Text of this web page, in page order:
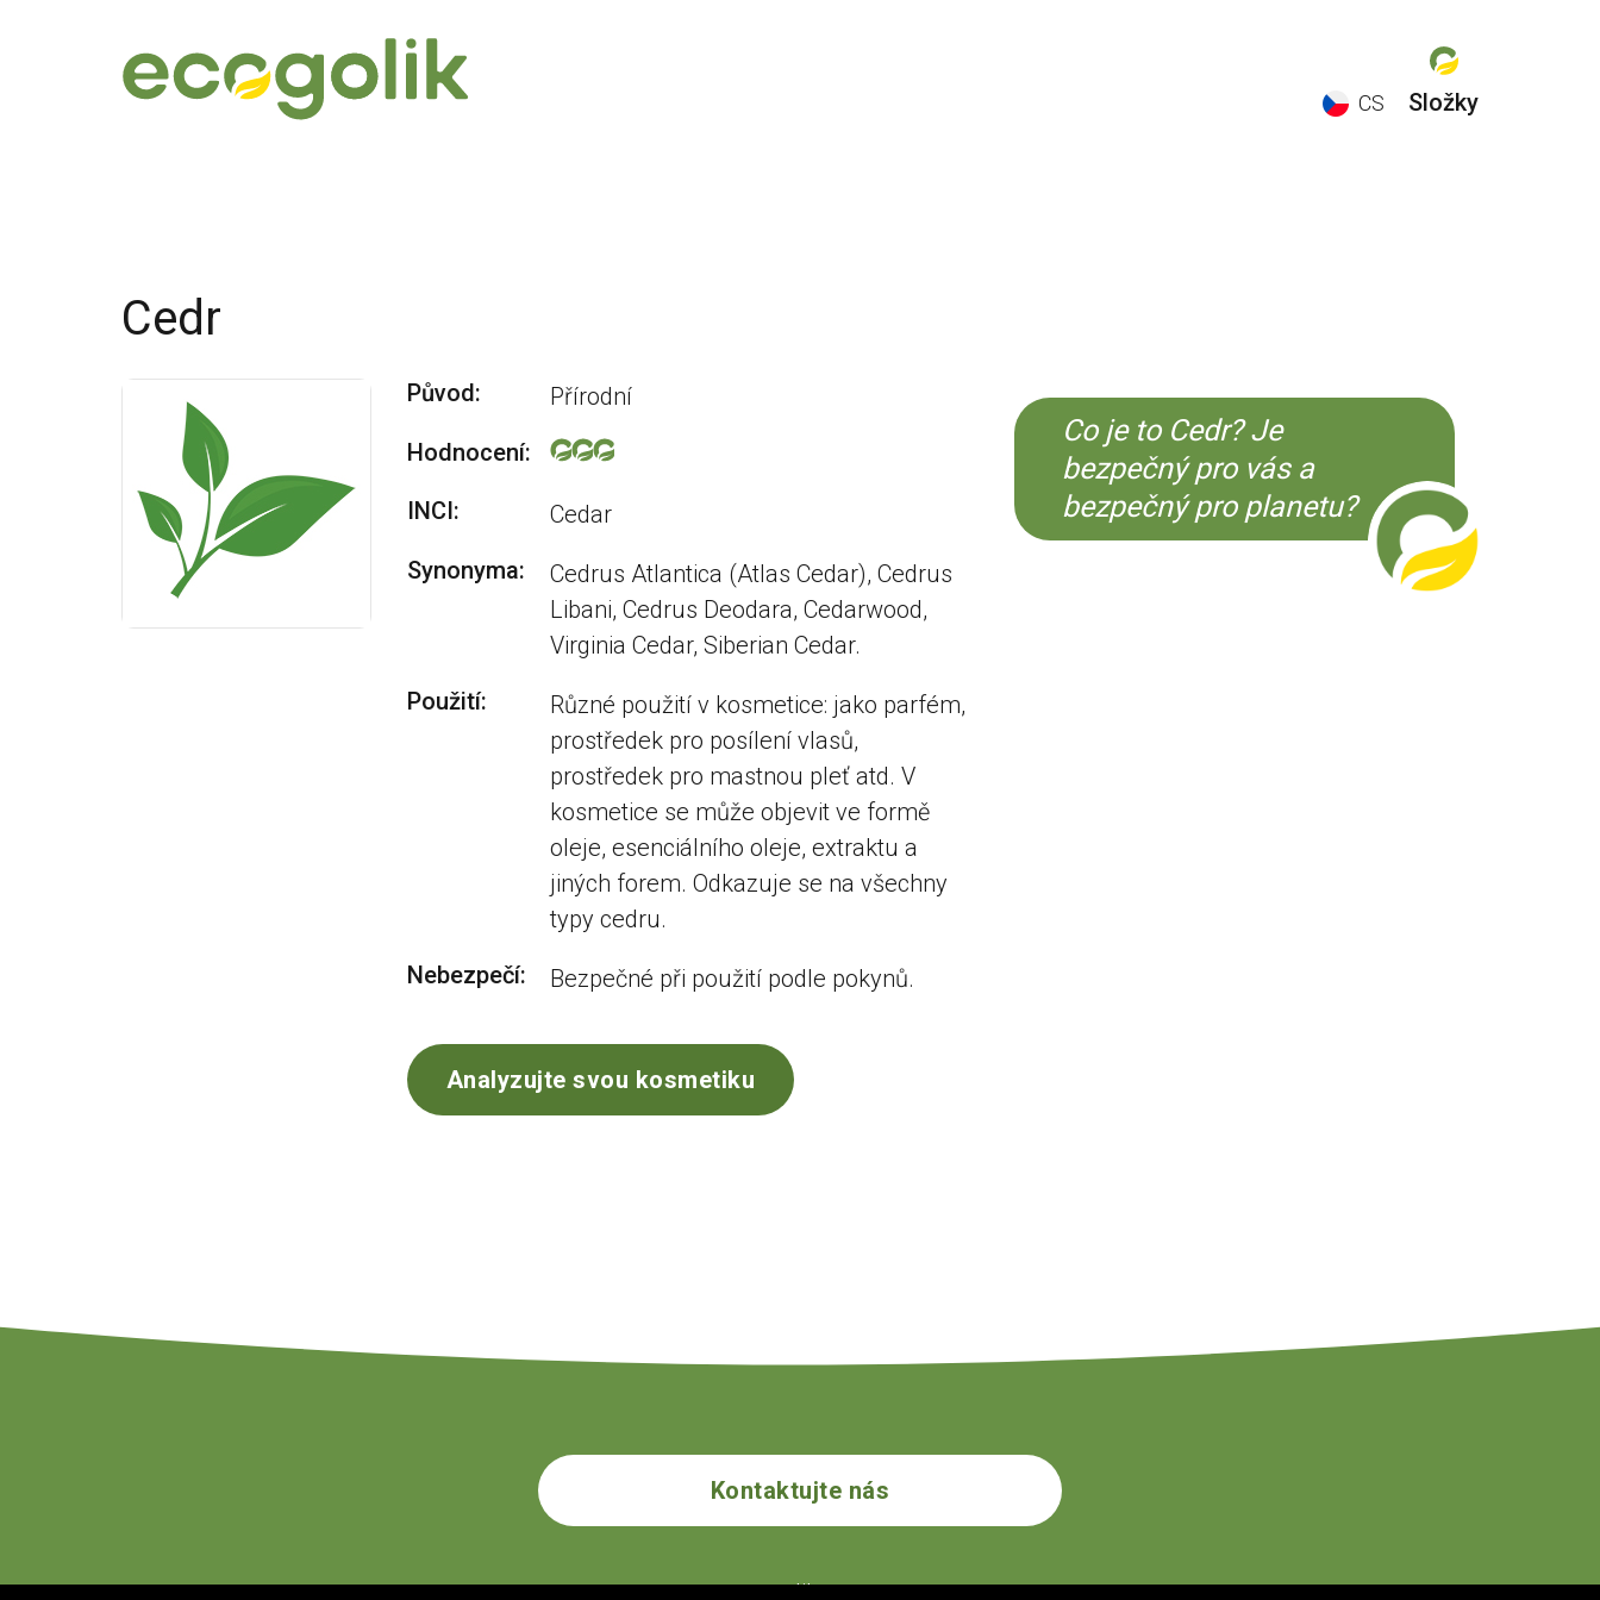
CS
Složky
Co je to Cedr? Je
bezpečný pro vás a
bezpečný pro planetu?
Cedr
Původ:
Přírodní
Hodnocení:
INCI:
Cedar
Synonyma:
Cedrus Atlantica (Atlas Cedar), Cedrus
Libani, Cedrus Deodara, Cedarwood,
Virginia Cedar, Siberian Cedar.
Použití:
Různé použití v kosmetice: jako parfém,
prostředek pro posílení vlasů,
prostředek pro mastnou pleť atd. V
kosmetice se může objevit ve formě
oleje, esenciálního oleje, extraktu a
jiných forem. Odkazuje se na všechny
typy cedru.
Nebezpečí:
Bezpečné při použití podle pokynů.
Analyzujte svou kosmetiku
Kontaktujte nás
ecogolik.com